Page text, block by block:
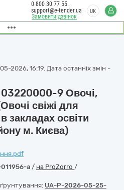
Замовити дзвінок
0 800 30 77 55
support@e-tender.ua
UK
2026, 16:19. Дата останніх змін -
03220000-9 Овочі,
свіжі для
закладах освіти
м. Києва)
a / на ProZorro /
UA-P-2026-05-25-